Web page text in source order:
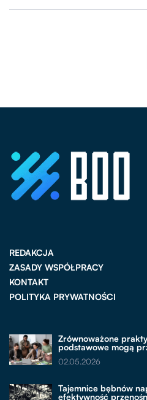
REDAKCJA
ZASADY WSPÓŁPRACY
KONTAKT
POLITYKA PRYWATNOŚCI
Zrównoważone
podstawowe mogą
02.05.2026
Tajemnice bębnów
efektywność